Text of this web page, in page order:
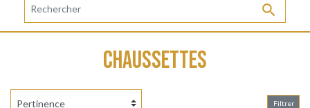

CHAUSSETTES
Filtrer